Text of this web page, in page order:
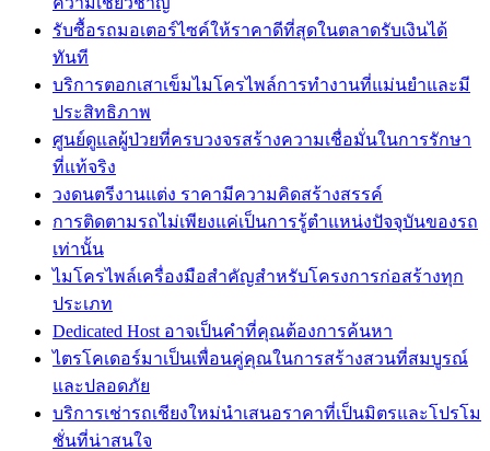
รับซื้อรถมอเตอร์ไซค์ให้ราคาดีที่สุดในตลาดรับเงินได้
ทันที
บริการตอกเสาเข็มไมโครไพล์การทำงานที่แม่นยำและมี
ประสิทธิภาพ
ศูนย์ดูแลผู้ป่วยที่ครบวงจรสร้างความเชื่อมั่นในการรักษา
ที่แท้จริง
วงดนตรีงานแต่ง ราคามีความคิดสร้างสรรค์
การติดตามรถไม่เพียงแค่เป็นการรู้ตำแหน่งปัจจุบันของรถ
เท่านั้น
ไมโครไพล์เครื่องมือสำคัญสำหรับโครงการก่อสร้างทุก
ประเภท
Dedicated Host อาจเป็นคำที่คุณต้องการค้นหา
ไตรโคเดอร์มาเป็นเพื่อนคู่คุณในการสร้างสวนที่สมบูรณ์
และปลอดภัย
บริการเช่ารถเชียงใหม่นำเสนอราคาที่เป็นมิตรและโปรโม
ชั่นที่น่าสนใจ